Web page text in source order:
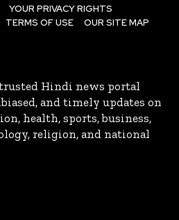
YOUR PRIVACY RIGHTS
TERMS OF USE OUR SITE MAP
trusted Hindi news portal
and timely updates on
health, sports, business,
religion, and national